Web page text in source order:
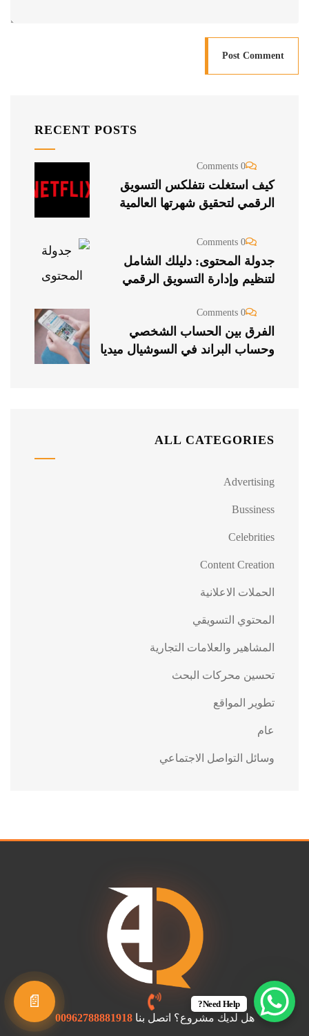
RECENT POSTS
0 Comments
كيف استغلت نتفلكس التسويق
الرقمي لتحقيق شهرتها العالمية
0 Comments
جدولة المحتوى: دليلك الشامل
لتنظيم وإدارة التسويق الرقمي
0 Comments
الفرق بين الحساب الشخصي
وحساب البراند في السوشيال ميديا
ALL CATEGORIES
Advertising
Bussiness
Celebrities
Content Creation
الحملات الاعلانية
المحتوي التسويقي
المشاهير والعلامات التجارية
تحسين محركات البحث
تطوير المواقع
عام
وسائل التواصل الاجتماعي
هل لديك مشروع؟ اتصل بنا00962788881918
Need Help?
📄